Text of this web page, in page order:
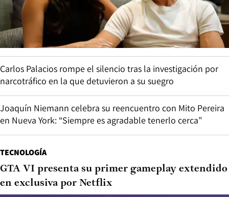
Carlos Palacios rompe el silencio tras la investigación por
narcotráfico en la que detuvieron a su suegro
Joaquín Niemann celebra su reencuentro con Mito Pereira
en Nueva York: “Siempre es agradable tenerlo cerca”
TECNOLOGÍA
GTA VI presenta su primer gameplay extendido
en exclusiva por Netflix